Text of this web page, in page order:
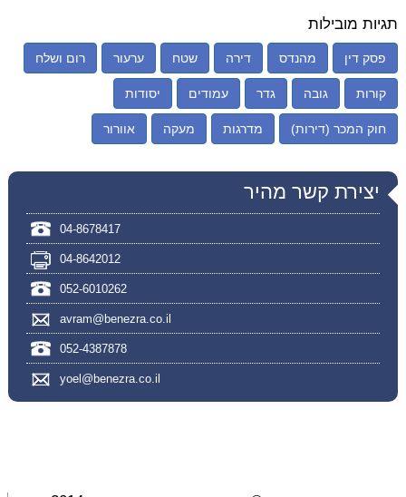
תגיות מובילות
פסק דין מהנדס דירה שטח ערעור רום ושלח
קורות גובה גדר עמודים יסודות
חוק המכר (דירות) מדרגות מעקה אוורור
יצירת קשר מהיר
04-8678417
04-8642012
052-6010262
avram@benezra.co.il
052-4387878
yoel@benezra.co.il